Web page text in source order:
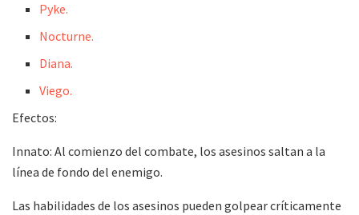
Pyke.
Nocturne.
Diana.
Viego.
Efectos:
Innato: Al comienzo del combate, los asesinos saltan a la
línea de fondo del enemigo.
Las habilidades de los asesinos pueden golpear críticamente